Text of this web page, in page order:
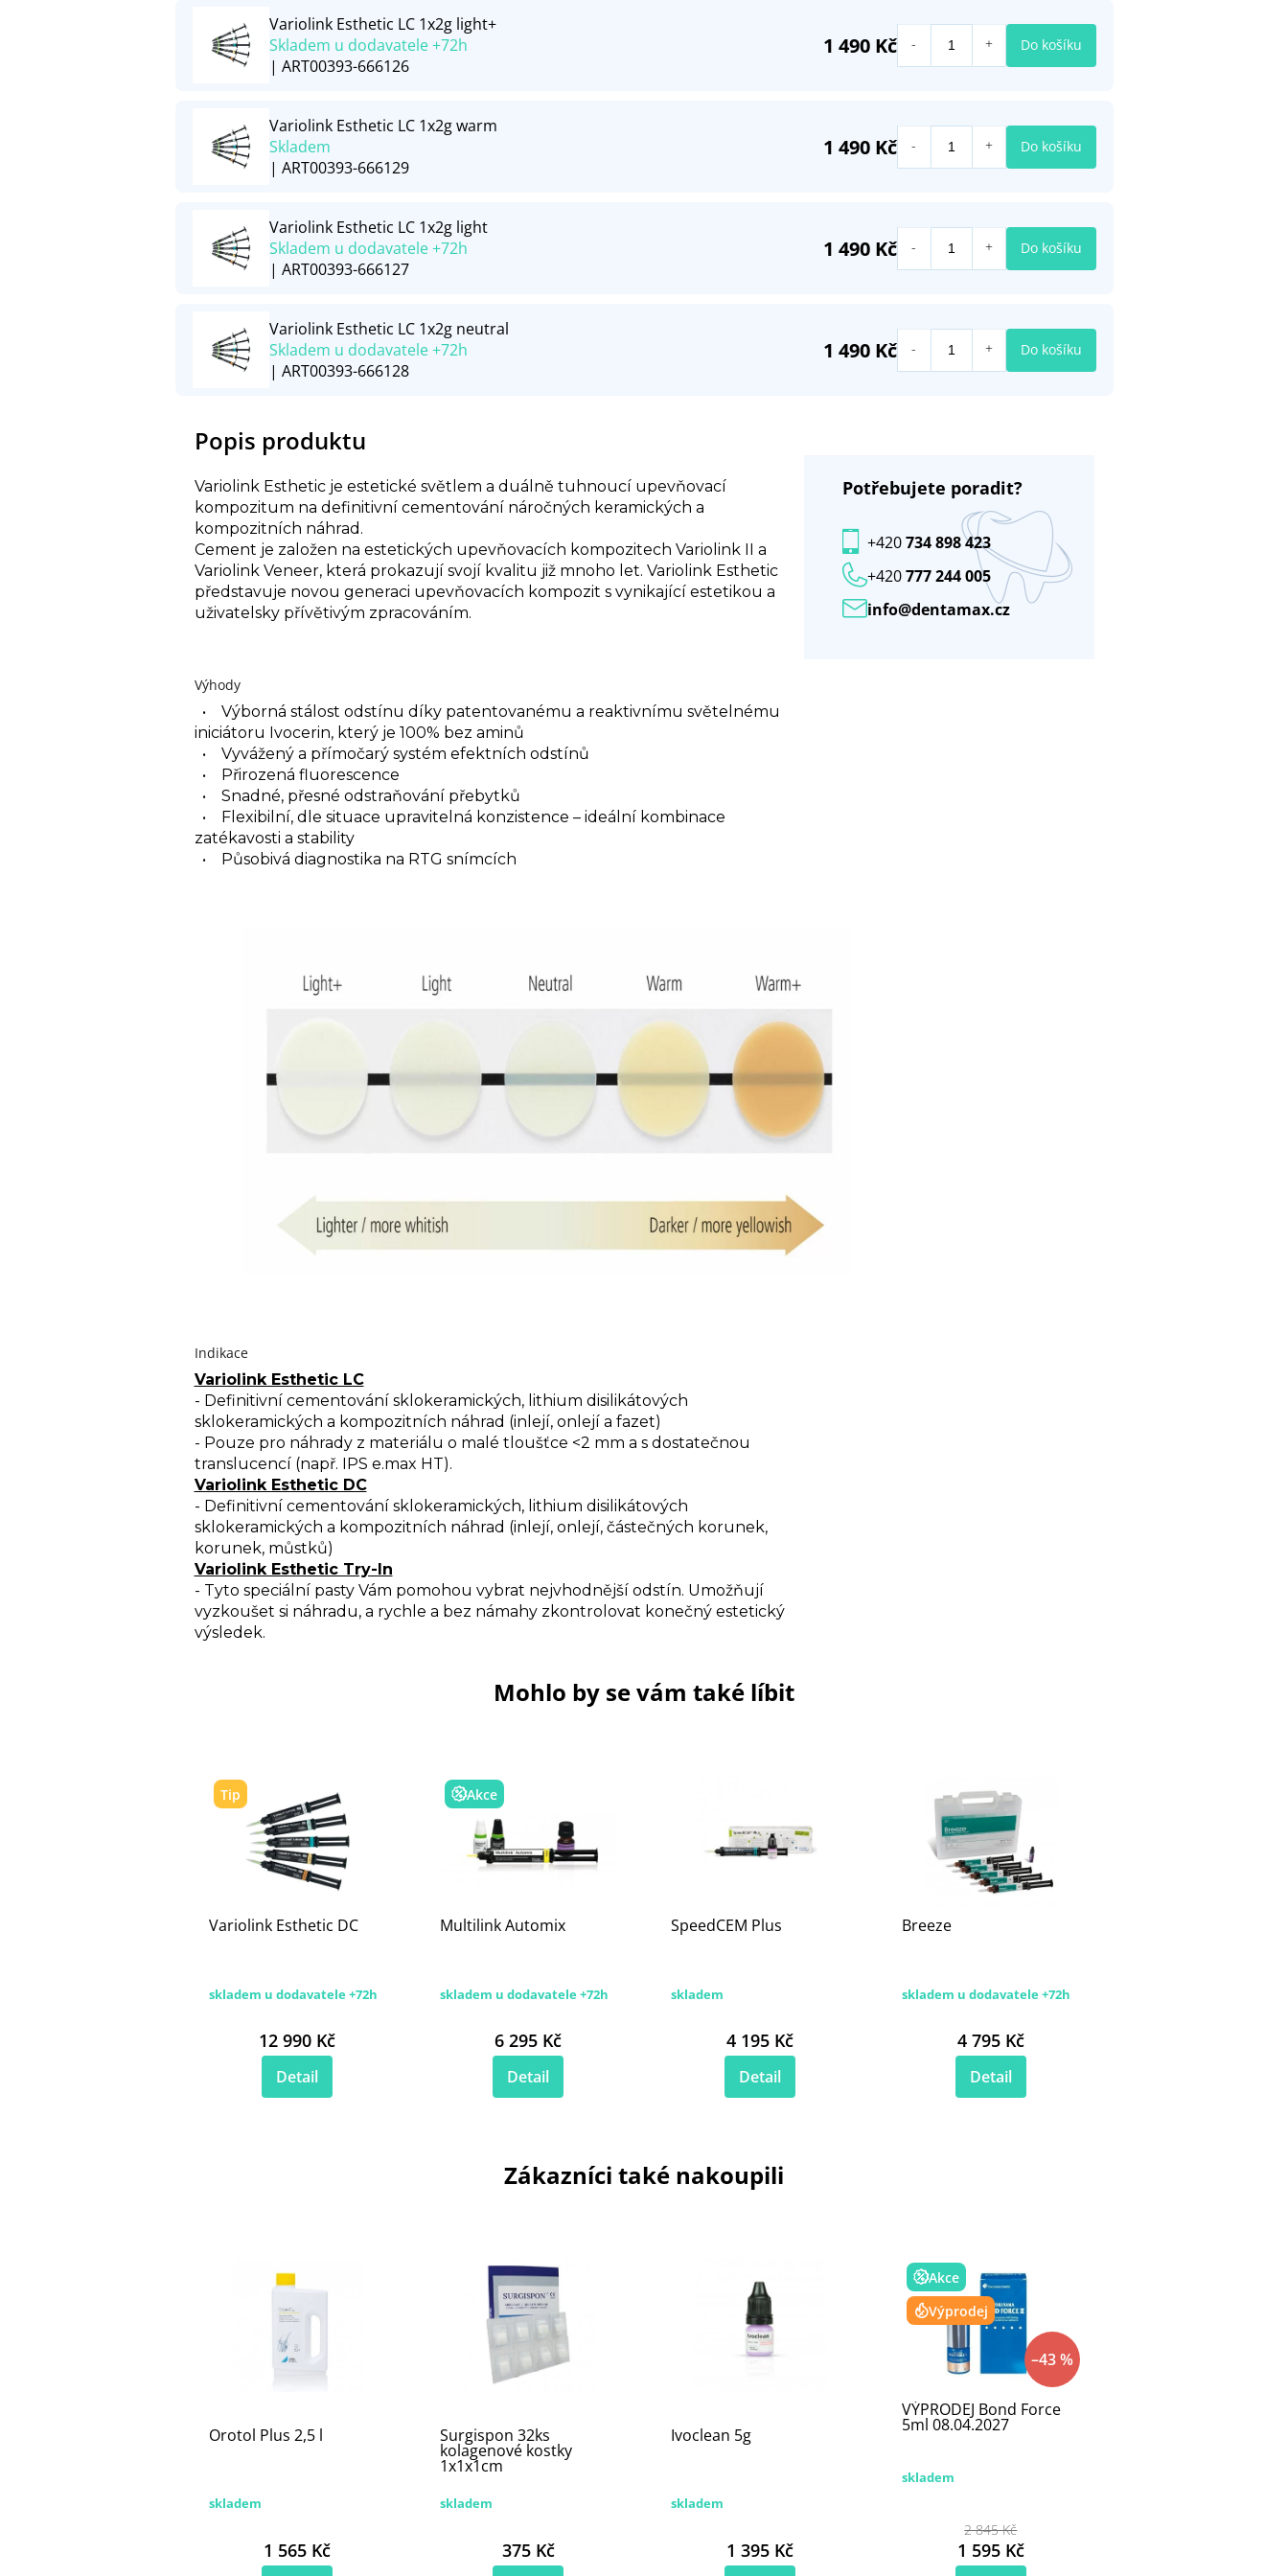
Popis produktu
Variolink Esthetic je estetické světlem a duálně tuhnoucí upevňovací
kompozitum na definitivní cementování náročných keramických a
kompozitních náhrad.
Cement je založen na estetických upevňovacích kompozitech Variolink II a
Variolink Veneer, která prokazují svojí kvalitu již mnoho let. Variolink Esthetic
představuje novou generaci upevňovacích kompozit s vynikající estetikou a
uživatelsky přívětivým zpracováním.
Výhody
• Výborná stálost odstínu díky patentovanému a reaktivnímu světelnému
iniciátoru Ivocerin, který je 100% bez aminů
• Vyvážený a přímočarý systém efektních odstínů
• Přirozená fluorescence
• Snadné, přesné odstraňování přebytků
• Flexibilní, dle situace upravitelná konzistence – ideální kombinace
zatékavosti a stability
• Působivá diagnostika na RTG snímcích
Indikace
Variolink Esthetic LC
- Definitivní cementování sklokeramických, lithium disilikátových
sklokeramických a kompozitních náhrad (inlejí, onlejí a fazet)
- Pouze pro náhrady z materiálu o malé tloušťce <2 mm a s dostatečnou
translucencí (např. IPS e.max HT).
Variolink Esthetic DC
- Definitivní cementování sklokeramických, lithium disilikátových
sklokeramických a kompozitních náhrad (inlejí, onlejí, částečných korunek,
korunek, můstků)
Variolink Esthetic Try-In
- Tyto speciální pasty Vám pomohou vybrat nejvhodnější odstín. Umožňují
vyzkoušet si náhradu, a rychle a bez námahy zkontrolovat konečný estetický
výsledek.
Potřebujete poradit?
info@dentamax.cz
+420777 244 005
+420734 898 423
Mohlo by se vám také líbit
Tip
Variolink Esthetic DC
skladem u dodavatele +72h
12 990 Kč
Detail
Akce
Multilink Automix
skladem u dodavatele +72h
6 295 Kč
Detail
SpeedCEM Plus
skladem
4 195 Kč
Detail
Breeze
skladem u dodavatele +72h
4 795 Kč
Detail
Zákazníci také nakoupili
Orotol Plus 2,5 l
skladem
1 565 Kč
Surgispon 32ks
kolagenové kostky
1x1x1cm
skladem
375 Kč
Ivoclean 5g
skladem
1 395 Kč
Akce
Výprodej
–43 %
VÝPRODEJ Bond Force
5ml 08.04.2027
skladem
2 845 Kč
1 595 Kč
Variolink Esthetic LC 1x2g light+
Skladem u dodavatele +72h
| ART00393-666126
1 490 Kč Do košíku
Variolink Esthetic LC 1x2g warm
Skladem
| ART00393-666129
1 490 Kč Do košíku
Variolink Esthetic LC 1x2g light
Skladem u dodavatele +72h
| ART00393-666127
1 490 Kč Do košíku
Variolink Esthetic LC 1x2g neutral
Skladem u dodavatele +72h
| ART00393-666128
1 490 Kč Do košíku